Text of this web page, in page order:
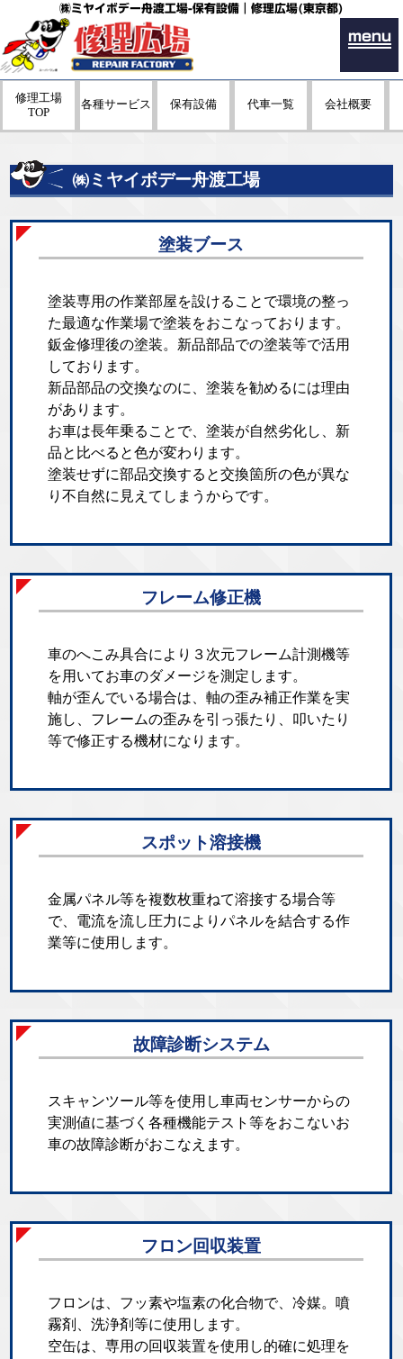
㈱ミヤイボデー舟渡工場-保有設備｜修理広場(東京都)
menu
修理工場
TOP
各種サービス 保有設備 代車一覧 会社概要
㈱ミヤイボデー舟渡工場
塗装ブース
塗装専用の作業部屋を設けることで環境の整っ
た最適な作業場で塗装をおこなっております。
鈑金修理後の塗装。新品部品での塗装等で活用
しております。
新品部品の交換なのに、塗装を勧めるには理由
があります。
お車は長年乗ることで、塗装が自然劣化し、新
品と比べると色が変わります。
塗装せずに部品交換すると交換箇所の色が異な
り不自然に見えてしまうからです。
フレーム修正機
車のへこみ具合により３次元フレーム計測機等
を用いてお車のダメージを測定します。
軸が歪んでいる場合は、軸の歪み補正作業を実
施し、フレームの歪みを引っ張たり、叩いたり
等で修正する機材になります。
スポット溶接機
金属パネル等を複数枚重ねて溶接する場合等
で、電流を流し圧力によりパネルを結合する作
業等に使用します。
故障診断システム
スキャンツール等を使用し車両センサーからの
実測値に基づく各種機能テスト等をおこないお
車の故障診断がおこなえます。
フロン回収装置
フロンは、フッ素や塩素の化合物で、冷媒。噴
霧剤、洗浄剤等に使用します。
空缶は、専用の回収装置を使用し的確に処理を